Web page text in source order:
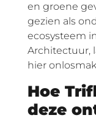
en groene
gezien als
ecosysteem
Architectuur,
hier
Hoe
deze